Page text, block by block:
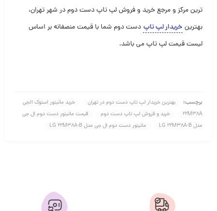
ترین مرکز و مرجع خرید و فروش لپ تاپ دست دوم در شهر تهران،
بهترین خریدار لپ تاپ دست دوم شما با قیمت منصفانه بر اساس
لیست قیمت لپ تاپ می باشد.
برچسب: بهترین خریدار لپ تاپ دست دوم در تهران
خرید مانیتور استوک الجی
22M38A
خرید و فروش لپ تاپ دست دوم
قیمت مانیتور دست دوم ال جی
مدل LG 22M38A-B
مانیتور دست دوم ال جی مدل LG 22M38A-B